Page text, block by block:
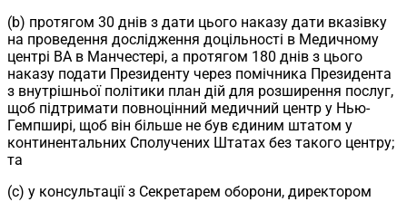
(b) протягом 30 днів з дати цього наказу дати вказівку
на проведення дослідження доцільності в Медичному
центрі ВА в Манчестері, а протягом 180 днів з цього
наказу подати Президенту через помічника Президента
з внутрішньої політики план дій для розширення послуг,
щоб підтримати повноцінний медичний центр у Нью-
Гемпширі, щоб він більше не був єдиним штатом у
континентальних Сполучених Штатах без такого центру;
та
(c) у консультації з Секретарем оборони, директором